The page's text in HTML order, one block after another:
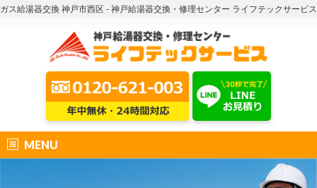
ガス給湯器交換 神戸市西区 - 神戸給湯器交換・修理センター ライフテックサービス
MENU